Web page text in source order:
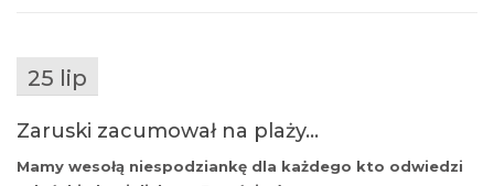
25 lip
Zaruski zacumował na plaży…
Mamy wesołą niespodziankę dla każdego kto odwiedzi